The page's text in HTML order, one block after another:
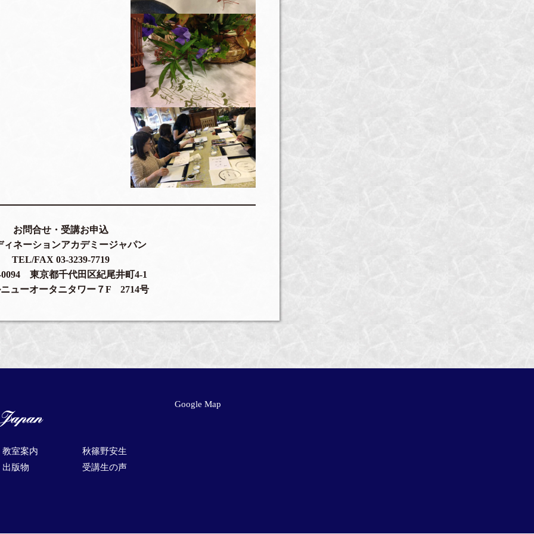
お問合せ・受講お申込
ィネーションアカデミージャパン
TEL/FAX 03-3239-7719
0094 東京都千代田区紀尾井町4-1
ューオータニタワー７F 2714号
教室案内
秋篠野安生
出版物
受講生の声
Google Map